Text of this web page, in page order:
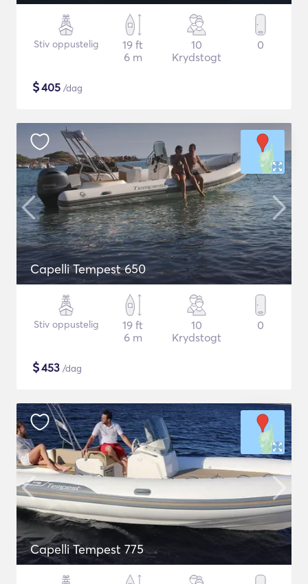
Stiv oppustelig
19 ft
6 m
10
Krydstogt
0
$405 /dag
Capelli Tempest 650
Stiv oppustelig
19 ft
6 m
10
Krydstogt
0
$453 /dag
Capelli Tempest 775